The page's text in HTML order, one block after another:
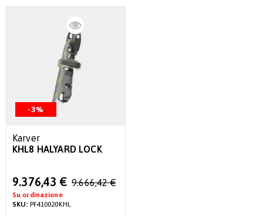
-3%
Karver
KHL8 HALYARD LOCK
Special
Price
9.376,43 € 9.666,42 €
Su ordinazione
SKU: PF410020KHL